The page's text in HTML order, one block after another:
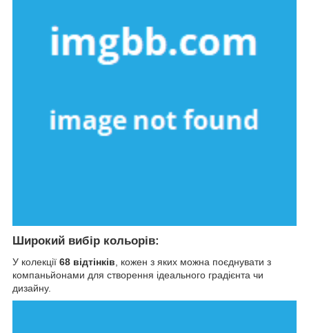
Широкий вибір кольорів:
У колекції 68 відтінків , кожен з яких можна поєднувати з
компаньйонами для створення ідеального градієнта чи
дизайну.